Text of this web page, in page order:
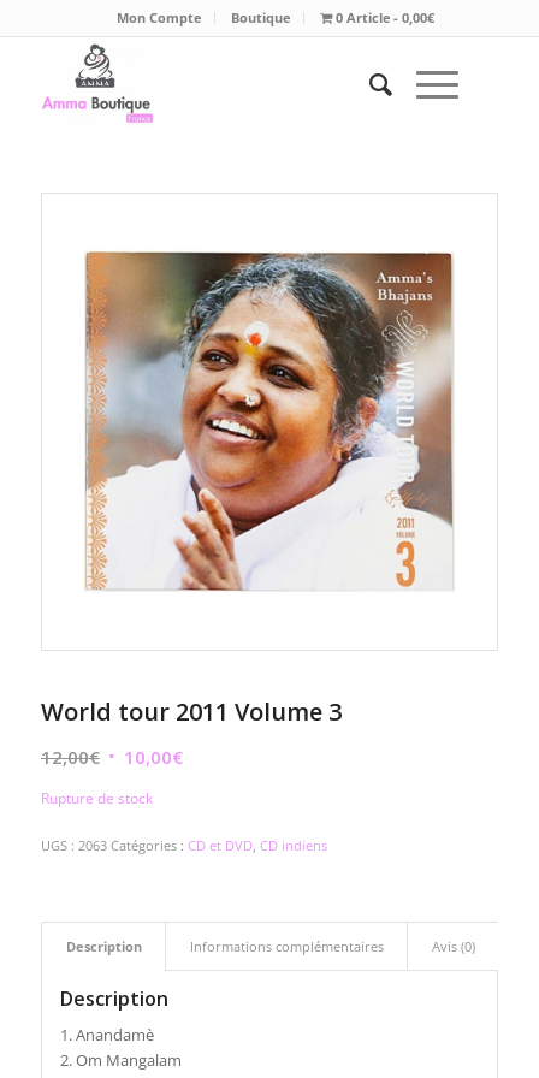
Mon Compte Boutique 0 Article 0,00€
World tour 2011 Volume 3
12,00€ Le
était :
10,00€Le
est :
Rupture de stock
UGS : 2063 Catégories : CD et DVD, CD indiens
Description Informations complémentaires Avis (0)
Description
1. Anandamè
2. Om Mangalam